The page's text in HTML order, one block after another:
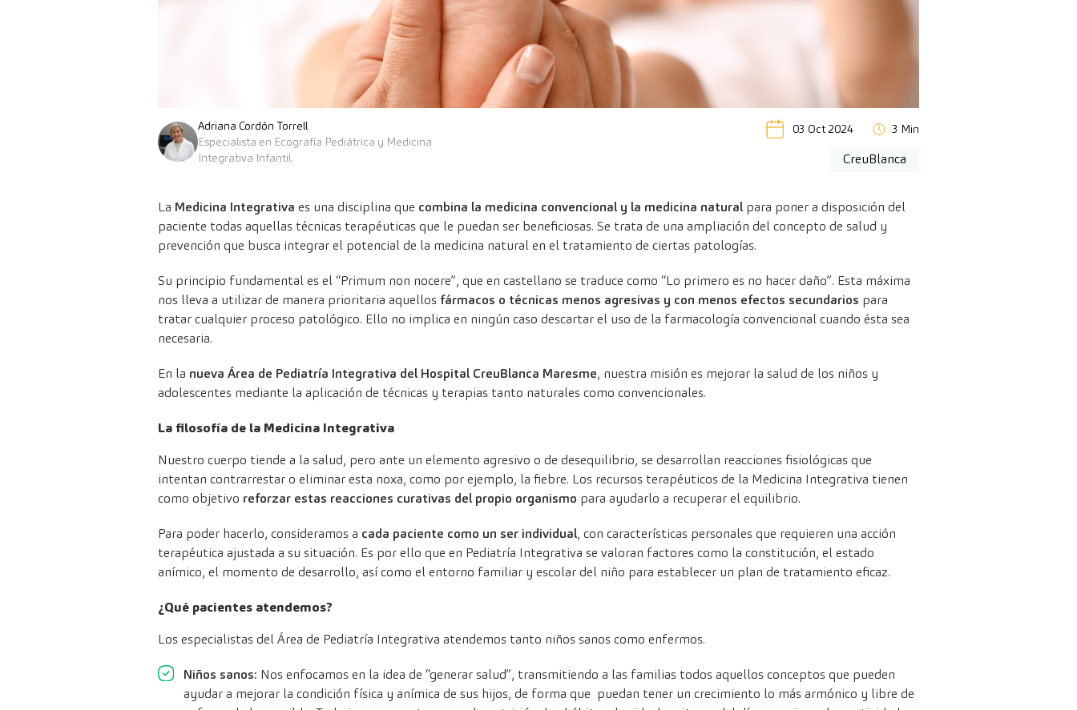
Adriana Cordón Torrell
Especialista en Ecografía Pediátrica y Medicina
Integrativa Infantil.
03 Oct 2024 3 Min
CreuBlanca
La Medicina Integrativa es una disciplina que combina la medicina convencional y la medicina natural para poner a disposición del
paciente todas aquellas técnicas terapéuticas que le puedan ser beneficiosas. Se trata de una ampliación del concepto de salud y
prevención que busca integrar el potencial de la medicina natural en el tratamiento de ciertas patologías.
Su principio fundamental es el “Primum non nocere”, que en castellano se traduce como “Lo primero es no hacer daño”. Esta máxima
nos lleva a utilizar de manera prioritaria aquellos fármacos o técnicas menos agresivas y con menos efectos secundarios para
tratar cualquier proceso patológico. Ello no implica en ningún caso descartar el uso de la farmacología convencional cuando ésta sea
necesaria.
En la nueva Área de Pediatría Integrativa del Hospital CreuBlanca Maresme, nuestra misión es mejorar la salud de los niños y
adolescentes mediante la aplicación de técnicas y terapias tanto naturales como convencionales.
La filosofía de la Medicina Integrativa
Nuestro cuerpo tiende a la salud, pero ante un elemento agresivo o de desequilibrio, se desarrollan reacciones fisiológicas que
intentan contrarrestar o eliminar esta noxa, como por ejemplo, la fiebre. Los recursos terapéuticos de la Medicina Integrativa tienen
como objetivo reforzar estas reacciones curativas del propio organismo para ayudarlo a recuperar el equilibrio.
Para poder hacerlo, consideramos a cada paciente como un ser individual, con características personales que requieren una acción
terapéutica ajustada a su situación. Es por ello que en Pediatría Integrativa se valoran factores como la constitución, el estado
anímico, el momento de desarrollo, así como el entorno familiar y escolar del niño para establecer un plan de tratamiento eficaz.
¿Qué pacientes atendemos?
Los especialistas del Área de Pediatría Integrativa atendemos tanto niños sanos como enfermos.
Niños sanos: Nos enfocamos en la idea de “generar salud”, transmitiendo a las familias todos aquellos conceptos que pueden
ayudar a mejorar la condición física y anímica de sus hijos, de forma que puedan tener un crecimiento lo más armónico y libre de